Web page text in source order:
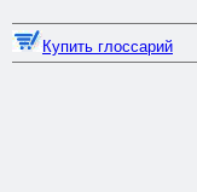
Купить глоссарий